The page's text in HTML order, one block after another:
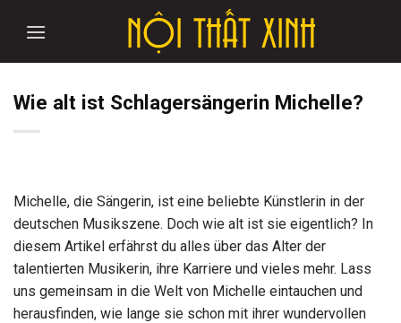
Wie alt ist Schlagersängerin Michelle?
Michelle, die Sängerin, ist eine beliebte Künstlerin in der
deutschen Musikszene. Doch wie alt ist sie eigentlich? In
diesem Artikel erfährst du alles über das Alter der
talentierten Musikerin, ihre Karriere und vieles mehr. Lass
uns gemeinsam in die Welt von Michelle eintauchen und
herausfinden, wie lange sie schon mit ihrer wundervollen